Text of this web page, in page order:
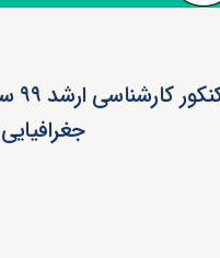
جغرافیایی